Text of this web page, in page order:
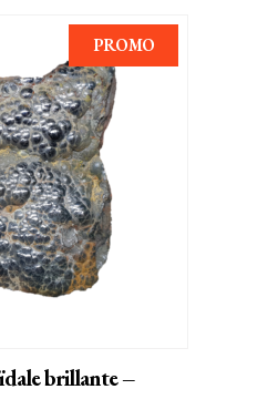
PROMO
AU PANIER
brillante –